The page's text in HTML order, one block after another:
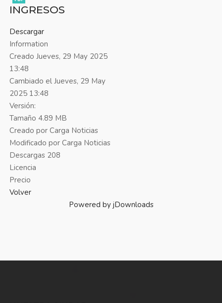
INGRESOS
Descargar
Information
Creado Jueves, 29 May 2025
13:48
Cambiado el Jueves, 29 May
2025 13:48
Versión:
Tamaño 4.89 MB
Creado por Carga Noticias
Modificado por Carga Noticias
Descargas 208
Licencia
Precio
Volver
Powered by jDownloads